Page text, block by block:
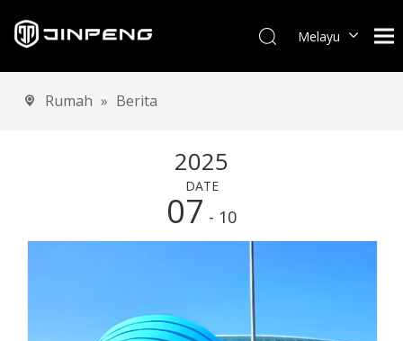
Melayu
Italiano
Rumah » Berita
2025
DATE
07 - 10